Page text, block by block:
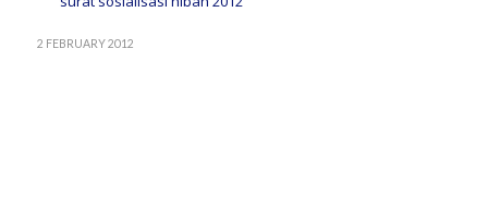
2 FEBRUARY 2012